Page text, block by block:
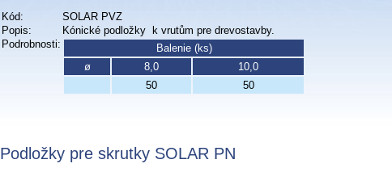
Kód:
SOLAR PVZ
Popis:
Kónické podložky
k vrutům pre drevostavby.
Podrobnosti:
Balenie (ks)
ø
8,0
10,0
50
50
Podložky pre skrutky SOLAR PN